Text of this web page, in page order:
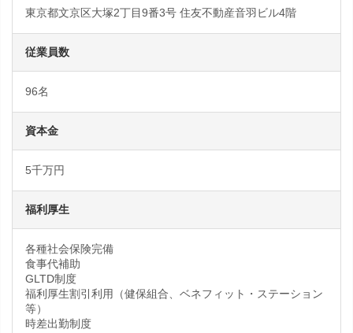
東京都文京区大塚2丁目9番3号 住友不動産音羽ビル4階
従業員数
96名
資本金
5千万円
福利厚生
各種社会保険完備
食事代補助
GLTD制度
福利厚生割引利用（健保組合、ベネフィット・ステーション
等）
時差出勤制度